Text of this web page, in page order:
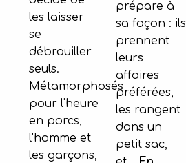
les laisser
se
débrouiller
seuls.
Métamorphosés
pour l'heure
en porcs,
l'homme et
les garçons,
prépare à
sa façon : ils
prennent
leurs
affaires
préférées,
les rangent
dans un
petit sac,